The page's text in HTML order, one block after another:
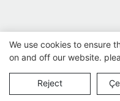
Telif Hakkı © 2024
We use cookies to ensure
on and off our website.
Reject